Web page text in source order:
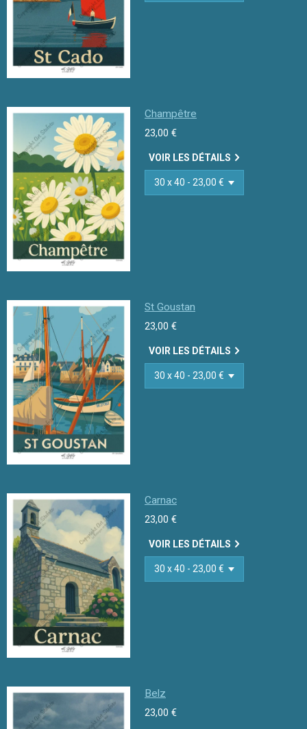
Champêtre
23,00 €
VOIR LES DÉTAILS
St Goustan
23,00 €
VOIR LES DÉTAILS
Carnac
23,00 €
VOIR LES DÉTAILS
Belz
23,00 €